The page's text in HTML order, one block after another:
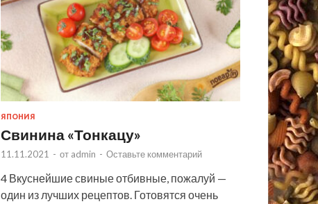
ЯПОНИЯ
Свинина «Тонкацу»
11.11.2021 - от admin - Оставьте комментарий
4 Вкуснейшие свиные отбивные, пожалуй —
один из лучших рецептов. Готовятся очень